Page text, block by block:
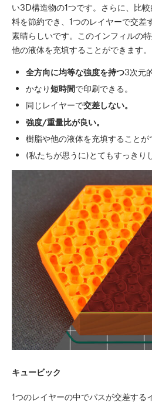
い3D構造物の1つです。さらに、比
料を節約でき、1つのレイヤーで交差
素晴らしいです。このインフィルの
他の液体を充填することができます。
全方向に均等な強度を持つ3次元
かなり短時間で印刷できる。
同じレイヤーで交差しない。
強度/重量比が良い。
樹脂や他の液体を充填することが
(私たちが思うに)とてもすっきり
キュービック
1つのレイヤーの中でパスが交差する